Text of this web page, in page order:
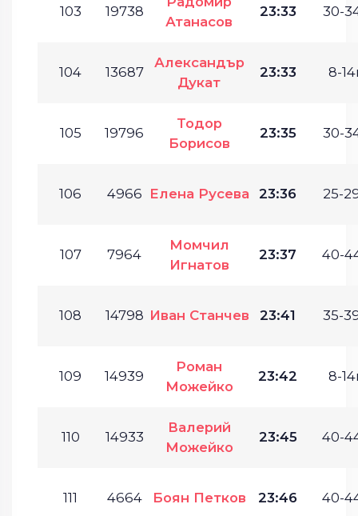
103 19738
Атанасов
23:33 30-
104 13687
Александър
Дукат
23:33 8-
105 19796
Тодор
Борисов
23:35 30-
106 4966 Елена Русева 23:36 25-
107 7964
Момчил
Игнатов
23:37 40-
108 14798 Иван Станчев 23:41 35-
109 14939
Роман
Можейко
23:42 8-
110 14933
Валерий
Можейко
23:45 40-
111 4664 Боян Петков 23:46 40-